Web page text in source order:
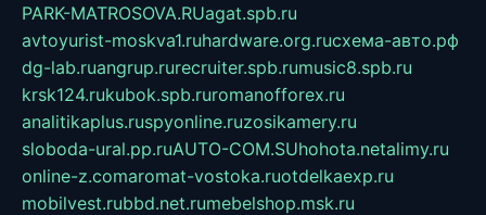
PARK-MATROSOVA.RUagat.spb.ru
avtoyurist-moskva1.ruhardware.org.ruсхема-авто.рф
dg-lab.ruangrup.rurecruiter.spb.rumusic8.spb.ru
krsk124.rukubok.spb.ruromanofforex.ru
analitikaplus.ruspyonline.ruzosikamery.ru
sloboda-ural.pp.ruAUTO-COM.SUhohota.netalimy.ru
online-z.comaromat-vostoka.ruotdelkaexp.ru
mobilvest.rubbd.net.rumebelshop.msk.ru